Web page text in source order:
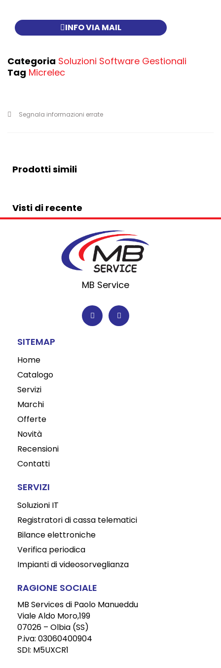
INFO VIA MAIL
Categoria Soluzioni Software Gestionali
Tag Micrelec
Segnala informazioni errate
Prodotti simili
Visti di recente
MB Service
a
c
e
b
n
s
t
a
SITEMAP
Home
Catalogo
Servizi
Marchi
Offerte
Novità
Recensioni
Contatti
SERVIZI
Soluzioni IT
Registratori di cassa telematici
Bilance elettroniche
Verifica periodica
Impianti di videosorveglianza
RAGIONE SOCIALE
MB Services di Paolo Manueddu
Viale Aldo Moro,199
07026 – Olbia (SS)
P.iva: 03060400904
SDI: M5UXCR1